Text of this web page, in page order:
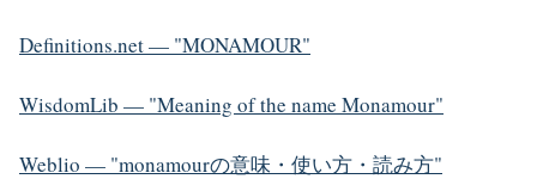
Definitions.net — "MONAMOUR"
WisdomLib — "Meaning of the name Monamour"
Weblio — "monamourの意味・使い方・読み方"